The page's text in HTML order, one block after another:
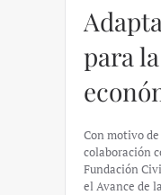
para
Con motivo
colaboración
Fundación
el Avance de